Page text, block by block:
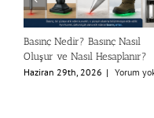
Basınç Nedir? Basınç Nasıl
Oluşur ve Nasıl Hesaplanır?
Haziran 29th, 2026 | Yorum yok